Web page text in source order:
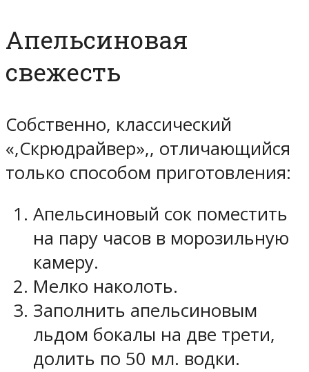
Апельсиновая
свежесть
Собственно, классический
«,Скрюдрайвер»,, отличающийся
только способом приготовления:
Апельсиновый сок поместить
на пару часов в морозильную
камеру.
Мелко наколоть.
Заполнить апельсиновым
льдом бокалы на две трети,
долить по 50 мл. водки.